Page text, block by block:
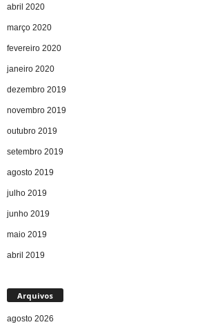
abril 2020
março 2020
fevereiro 2020
janeiro 2020
dezembro 2019
novembro 2019
outubro 2019
setembro 2019
agosto 2019
julho 2019
junho 2019
maio 2019
abril 2019
Arquivos
agosto 2026